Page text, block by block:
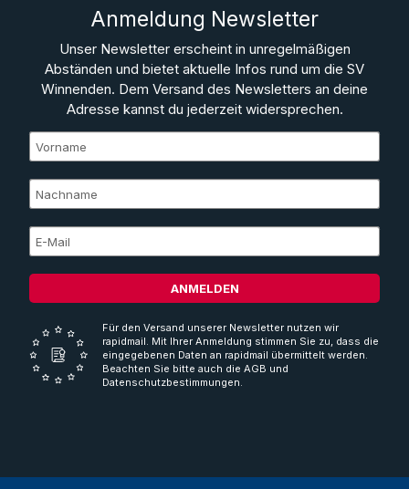
Anmeldung Newsletter
Unser Newsletter erscheint in unregelmäßigen
Abständen und bietet aktuelle Infos rund um die SV
Winnenden. Dem Versand des Newsletters an deine
Adresse kannst du jederzeit widersprechen.
ANMELDEN
Für den Versand unserer Newsletter nutzen wir
rapidmail. Mit Ihrer Anmeldung stimmen Sie zu, dass die
eingegebenen Daten an rapidmail übermittelt werden.
Beachten Sie bitte auch die AGB und
Datenschutzbestimmungen.